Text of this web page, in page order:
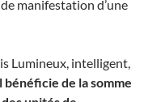
de manifestation d’une
Lumineux, intelligent,
bénéficie de la somme